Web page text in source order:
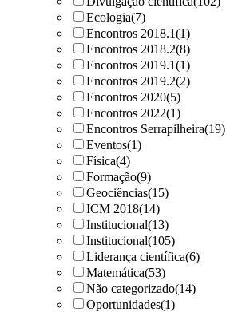
Ecologia(7)
Encontros 2018.1(1)
Encontros 2018.2(8)
Encontros 2019.1(1)
Encontros 2019.2(2)
Encontros 2020(5)
Encontros 2022(1)
Encontros Serrapilheira(19)
Eventos(1)
Física(4)
Formação(9)
Geociências(15)
ICM 2018(14)
Institucional(13)
Institucional(105)
Liderança científica(6)
Matemática(53)
Não categorizado(14)
Oportunidades(1)